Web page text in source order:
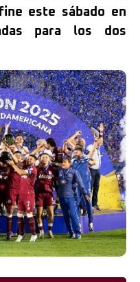
este sábado en
para los dos